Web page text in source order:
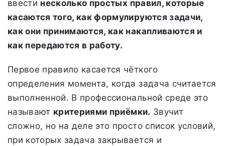
ввести несколько простых правил, которые
касаются того, как формулируются задачи,
как они принимаются, как накапливаются и
как передаются в работу.
Первое правило касается чёткого
определения момента, когда задача считается
выполненной. В профессиональной среде это
называют критериями приёмки. Звучит
сложно, но на деле это просто список условий,
при которых задача закрывается и